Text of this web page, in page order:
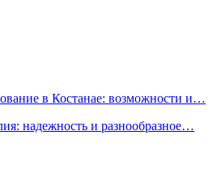
в Костанае: возможности и…
надежность и разнообразное…